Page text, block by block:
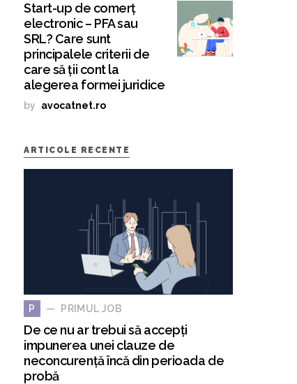
Start-up de comerț
electronic – PFA sau
SRL? Care sunt
principalele criterii de
care să ții cont la
alegerea formei juridice
by avocatnet.ro
ARTICOLE RECENTE
P PRIMUL JOB
De ce nu ar trebui să accepți
impunerea unei clauze de
neconcurență încă din perioada de
probă